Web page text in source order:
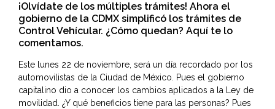
¡Olvídate de los múltiples trámites! Ahora el
gobierno de la CDMX simplificó los trámites de
Control Vehícular. ¿Cómo quedan? Aquí te lo
comentamos.
Este lunes 22 de noviembre, será un día recordado por los
automovilistas de la Ciudad de México. Pues el gobierno
capitalino dio a conocer los cambios aplicados a la Ley de
movilidad. ¿Y qué beneficios tiene para las personas? Pues